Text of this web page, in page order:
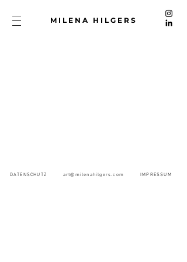
MILENA HILGERS
DATENSCHUTZ art@milenahilgers.com IMPRESSUM